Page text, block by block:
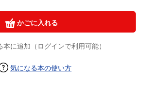
かごに入れる
本に追加（ログインで利用可能）
気になる本の使い方